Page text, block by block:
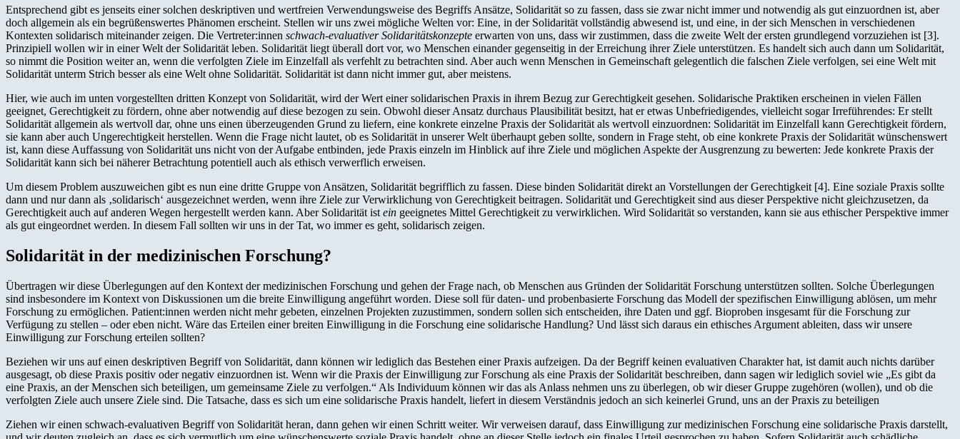
Entsprechend gibt es jenseits einer solchen deskriptiven und wertfreien Verwendungsweise des Begriffs Ansätze, Solidarität so zu fassen, dass sie zwar nicht immer und notwendig als gut einzuordnen ist, aber
doch allgemein als ein begrüßenswertes Phänomen erscheint. Stellen wir uns zwei mögliche Welten vor: Eine, in der Solidarität vollständig abwesend ist, und eine, in der sich Menschen in verschiedenen
Kontexten solidarisch miteinander zeigen. Die Vertreter:innen schwach-evaluativer Solidaritätskonzepte erwarten von uns, dass wir zustimmen, dass die zweite Welt der ersten grundlegend vorzuziehen ist [3].
Prinzipiell wollen wir in einer Welt der Solidarität leben. Solidarität liegt überall dort vor, wo Menschen einander gegenseitig in der Erreichung ihrer Ziele unterstützen. Es handelt sich auch dann um Solidarität,
so nimmt die Position weiter an, wenn die verfolgten Ziele im Einzelfall als verfehlt zu betrachten sind. Aber auch wenn Menschen in Gemeinschaft gelegentlich die falschen Ziele verfolgen, sei eine Welt mit
Solidarität unterm Strich besser als eine Welt ohne Solidarität. Solidarität ist dann nicht immer gut, aber meistens.
Hier, wie auch im unten vorgestellten dritten Konzept von Solidarität, wird der Wert einer solidarischen Praxis in ihrem Bezug zur Gerechtigkeit gesehen. Solidarische Praktiken erscheinen in vielen Fällen
geeignet, Gerechtigkeit zu fördern, ohne aber notwendig auf diese bezogen zu sein. Obwohl dieser Ansatz durchaus Plausibilität besitzt, hat er etwas Unbefriedigendes, vielleicht sogar Irreführendes: Er stellt
Solidarität allgemein als wertvoll dar, ohne uns einen überzeugenden Grund zu liefern, eine konkrete einzelne Praxis der Solidarität als wertvoll einzuordnen: Solidarität im Einzelfall kann Gerechtigkeit fördern,
sie kann aber auch Ungerechtigkeit herstellen. Wenn die Frage nicht lautet, ob es Solidarität in unserer Welt überhaupt geben sollte, sondern in Frage steht, ob eine konkrete Praxis der Solidarität wünschenswert
ist, kann diese Auffassung von Solidarität uns nicht von der Aufgabe entbinden, jede Praxis einzeln im Hinblick auf ihre Ziele und möglichen Aspekte der Ausgrenzung zu bewerten: Jede konkrete Praxis der
Solidarität kann sich bei näherer Betrachtung potentiell auch als ethisch verwerflich erweisen.
Um diesem Problem auszuweichen gibt es nun eine dritte Gruppe von Ansätzen, Solidarität begrifflich zu fassen. Diese binden Solidarität direkt an Vorstellungen der Gerechtigkeit [4]. Eine soziale Praxis sollte
dann und nur dann als ‚solidarisch‘ ausgezeichnet werden, wenn ihre Ziele zur Verwirklichung von Gerechtigkeit beitragen. Solidarität und Gerechtigkeit sind aus dieser Perspektive nicht gleichzusetzen, da
Gerechtigkeit auch auf anderen Wegen hergestellt werden kann. Aber Solidarität istein geeignetes Mittel Gerechtigkeit zu verwirklichen. Wird Solidarität so verstanden, kann sie aus ethischer Perspektive immer
als gut eingeordnet werden. In diesem Fall sollten wir uns in der Tat, wo immer es geht, solidarisch zeigen.
Solidarität in der medizinischen Forschung?
Übertragen wir diese Überlegungen auf den Kontext der medizinischen Forschung und gehen der Frage nach, ob Menschen aus Gründen der Solidarität Forschung unterstützen sollten. Solche Überlegungen
sind insbesondere im Kontext von Diskussionen um die breite Einwilligung angeführt worden. Diese soll für daten- und probenbasierte Forschung das Modell der spezifischen Einwilligung ablösen, um mehr
Forschung zu ermöglichen. Patient:innen werden nicht mehr gebeten, einzelnen Projekten zuzustimmen, sondern sollen sich entscheiden, ihre Daten und ggf. Bioproben insgesamt für die Forschung zur
Verfügung zu stellen – oder eben nicht. Wäre das Erteilen einer breiten Einwilligung in die Forschung eine solidarische Handlung? Und lässt sich daraus ein ethisches Argument ableiten, dass wir unsere
Einwilligung zur Forschung erteilen sollten?
Beziehen wir uns auf einen deskriptiven Begriff von Solidarität, dann können wir lediglich das Bestehen einer Praxis aufzeigen. Da der Begriff keinen evaluativen Charakter hat, ist damit auch nichts darüber
ausgesagt, ob diese Praxis positiv oder negativ einzuordnen ist. Wenn wir die Praxis der Einwilligung zur Forschung als eine Praxis der Solidarität beschreiben, dann sagen wir lediglich soviel wie „Es gibt da
eine Praxis, an der Menschen sich beteiligen, um gemeinsame Ziele zu verfolgen.“ Als Individuum können wir das als Anlass nehmen uns zu überlegen, ob wir dieser Gruppe zugehören (wollen), und ob die
verfolgten Ziele auch unsere Ziele sind. Die Tatsache, dass es sich um eine solidarische Praxis handelt, liefert in diesem Verständnis jedoch an sich keinerlei Grund, uns an der Praxis zu beteiligen
Ziehen wir einen schwach-evaluativen Begriff von Solidarität heran, dann gehen wir einen Schritt weiter. Wir verweisen darauf, dass Einwilligung zur medizinischen Forschung eine solidarische Praxis darstellt,